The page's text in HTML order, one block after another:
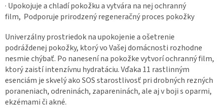
· Upokojuje a chladí pokožku a vytvára na nej ochranný
film, Podporuje prirodzený regeneračný proces pokožky
Univerzálny prostriedok na upokojenie a ošetrenie
podráždenej pokožky, ktorý vo Vašej domácnosti rozhodne
nesmie chýbať. Po nanesení na pokožke vytvorí ochranný film,
ktorý zaistí intenzívnu hydratáciu. Vďaka 11 rastlinným
esenciám je skvelý ako SOS starostlivosť pri drobných rezných
poraneniach, odreninách, zapareninách, ale aj v boji s oparmi,
ekzémami či akné.